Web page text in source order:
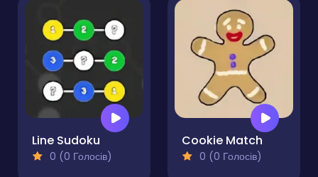
Line Sudoku
0 (0 Голосів)
Cookie Match
0 (0 Голосів)